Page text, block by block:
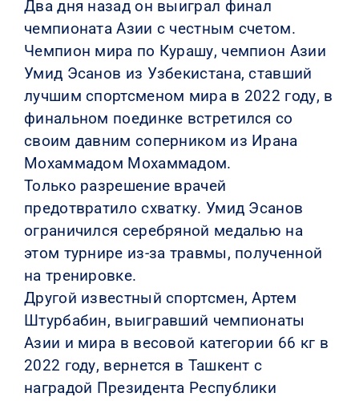
Два дня назад он выиграл финал
чемпионата Азии с честным счетом.
Чемпион мира по Курашу, чемпион Азии
Умид Эсанов из Узбекистана, ставший
лучшим спортсменом мира в 2022 году, в
финальном поединке встретился со
своим давним соперником из Ирана
Мохаммадом Мохаммадом.
Только разрешение врачей
предотвратило схватку. Умид Эсанов
ограничился серебряной медалью на
этом турнире из-за травмы, полученной
на тренировке.
Другой известный спортсмен, Артем
Штурбабин, выигравший чемпионаты
Азии и мира в весовой категории 66 кг в
2022 году, вернется в Ташкент с
наградой Президента Республики